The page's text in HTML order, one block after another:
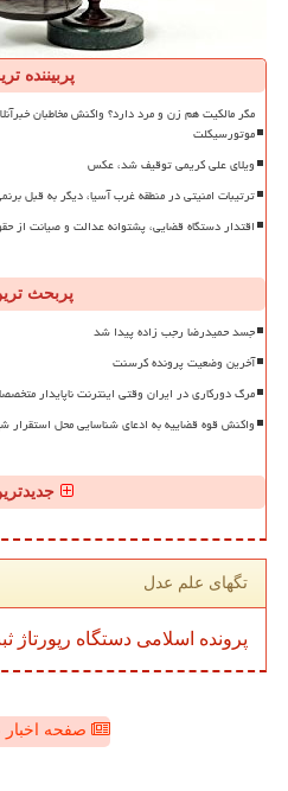
پربیننده
مگر مالکیت هم زن و مرد دارد؟ واکنش مخاطبان
موتورسیکلت
ویلای علی کریمی توقیف شد، عکس
ترتیبات امنیتی در منطقه غرب آسیا، دیگر به قبل
اقتدار دستگاه قضایی، پشتوانه عدالت و صیانت از
پربحث
جسد حمیدرضا رجب زاده پیدا شد
آخرین وضعیت پرونده کرسنت
مرگ دورکاری در ایران وقتی اینترنت ناپایدار
واکنش قوه قضاییه به ادعای شناسایی محل استقرار
تگهای علم عدل
پرونده اسلامی دستگاه رپورتاژ
صفحه